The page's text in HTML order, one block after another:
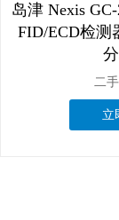
岛津 Nexis
FID/ECD检测
二
立